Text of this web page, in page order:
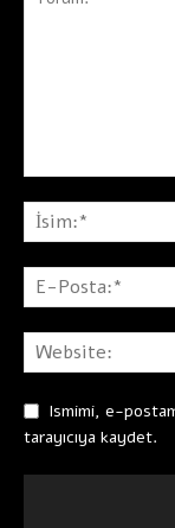
Ismimi, e-
tarayıcıya kaydet.